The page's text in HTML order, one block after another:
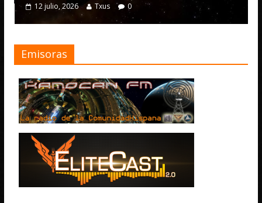
12 julio, 2026 Txus 0
Emisoras